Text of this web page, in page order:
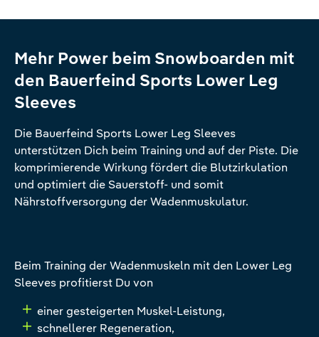
Mehr Power beim Snowboarden mit
den Bauerfeind Sports Lower Leg
Sleeves
Die Bauerfeind Sports Lower Leg Sleeves
unterstützen Dich beim Training und auf der Piste. Die
komprimierende Wirkung fördert die Blutzirkulation
und optimiert die Sauerstoff- und somit
Nährstoffversorgung der Wadenmuskulatur.
Beim Training der Wadenmuskeln mit den Lower Leg
Sleeves profitierst Du von
einer gesteigerten Muskel-Leistung,
schnellerer Regeneration,